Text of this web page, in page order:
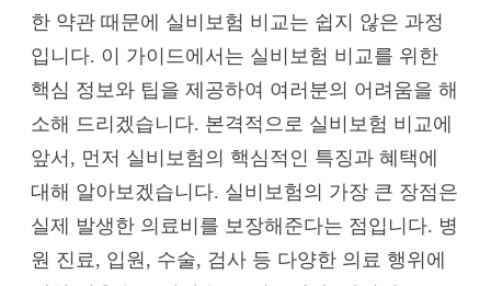
한 약관 때문에 실비보험 비교는 쉽지 않은 과정
입니다. 이 가이드에서는 실비보험 비교를 위한
핵심 정보와 팁을 제공하여 여러분의 어려움을 해
소해 드리겠습니다. 본격적으로 실비보험 비교에
앞서, 먼저 실비보험의 핵심적인 특징과 혜택에
대해 알아보겠습니다. 실비보험의 가장 큰 장점은
실제 발생한 의료비를 보장해준다는 점입니다. 병
원 진료, 입원, 수술, 검사 등 다양한 의료 행위에